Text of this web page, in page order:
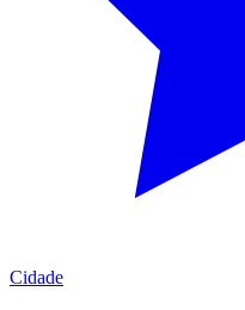
Cidade